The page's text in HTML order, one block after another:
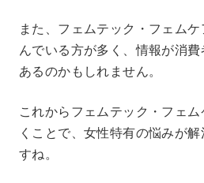
また、フェムテック・フェム
んでいる方が多く、情報が消
あるのかもしれません。
これからフェムテック・フェ
くことで、女性特有の悩みが
すね。